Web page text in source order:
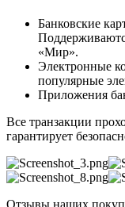
Банковские
«Мир».
Электронные
популярные
Приложения
Все транзакции
гарантирует
Отзывы наших